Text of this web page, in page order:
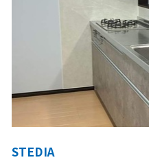
STEDIA